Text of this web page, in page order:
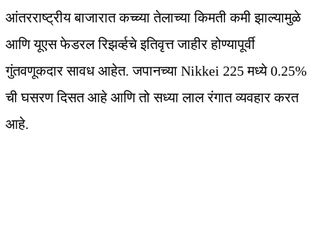
आंतरराष्ट्रीय बाजारात कच्च्या तेलाच्या किमती कमी झाल्यामुळे
आणि यूएस फेडरल रिझर्व्हचे इतिवृत्त जाहीर होण्यापूर्वी
गुंतवणूकदार सावध आहेत. जपानच्या Nikkei 225 मध्ये 0.25%
ची घसरण दिसत आहे आणि तो सध्या लाल रंगात व्यवहार करत
आहे.